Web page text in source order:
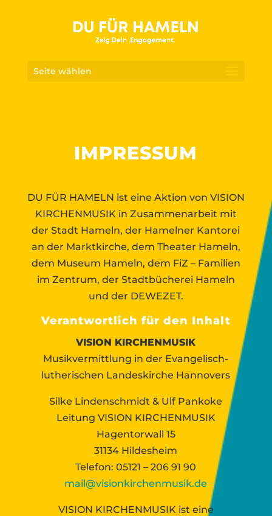
Seite wählen
IMPRESSUM
DU FÜR HAMELN ist eine Aktion von VISION
KIRCHENMUSIK in Zusammenarbeit mit
der Stadt Hameln, der Hamelner Kantorei
an der Marktkirche, dem Theater Hameln,
dem Museum Hameln, dem FiZ – Familien
im Zentrum, der Stadtbücherei Hameln
und der DEWEZET.
Verantwortlich für den Inhalt
VISION KIRCHENMUSIK
Musikvermittlung in der Evangelisch-
lutherischen Landeskirche Hannovers
Silke Lindenschmidt & Ulf Pankoke
Leitung VISION KIRCHENMUSIK
Hagentorwall 15
31134 Hildesheim
Telefon: 05121 – 206 91 90
mail@visionkirchenmusik.de
VISION KIRCHENMUSIK ist eine